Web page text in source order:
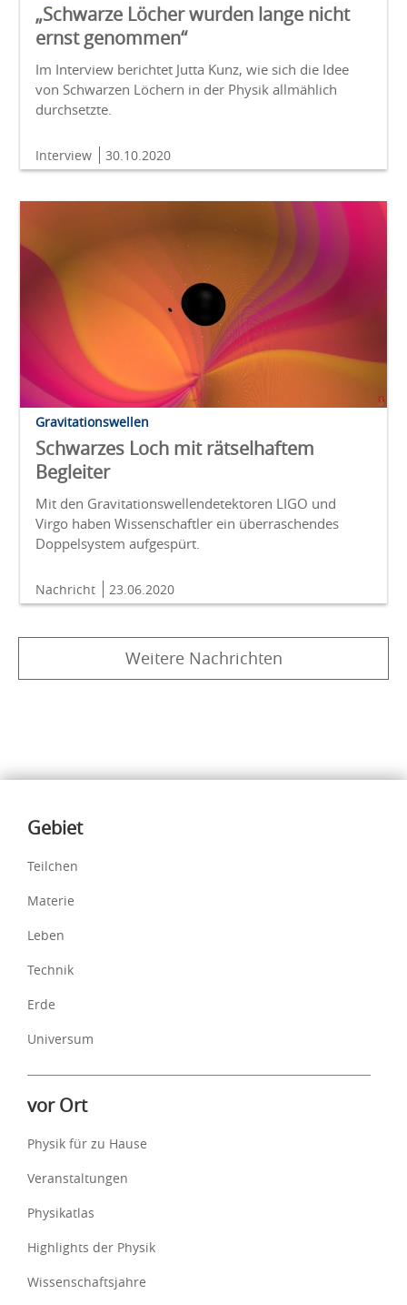
„Schwarze Löcher wurden lange nicht
ernst genommen“
Im Interview berichtet Jutta Kunz, wie sich die Idee
von Schwarzen Löchern in der Physik allmählich
durchsetzte.
Interview 30.10.2020
Gravitationswellen
Schwarzes Loch mit rätselhaftem
Begleiter
Mit den Gravitationswellendetektoren LIGO und
Virgo haben Wissenschaftler ein überraschendes
Doppelsystem aufgespürt.
Nachricht 23.06.2020
Weitere Nachrichten
Inhalte
Gebiet
Teilchen
Materie
Leben
Technik
Erde
Universum
vor Ort
Physik für zu Hause
Veranstaltungen
Physikatlas
Highlights der Physik
Wissenschaftsjahre